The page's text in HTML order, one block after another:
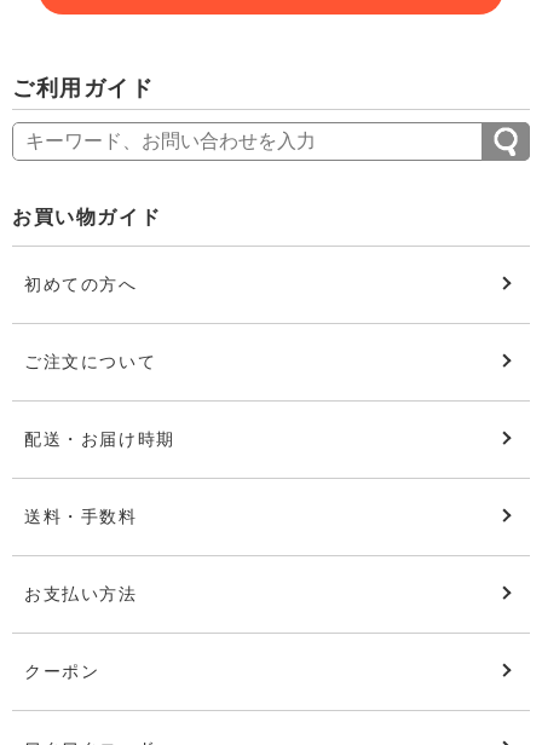
ご利用ガイド
お買い物ガイド
初めての方へ
ご注文について
配送・お届け時期
送料・手数料
お支払い方法
クーポン